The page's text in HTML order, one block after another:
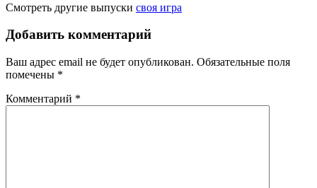
Смотреть другие выпуски своя игра
Добавить комментарий
Ваш адрес email не будет опубликован. Обязательные поля
помечены *
Комментарий *